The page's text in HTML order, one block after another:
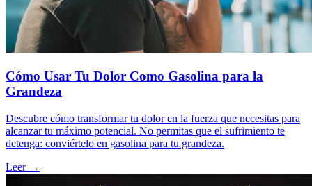
Cómo Usar Tu Dolor Como Gasolina para la
Grandeza
Descubre cómo transformar tu dolor en la fuerza que necesitas para
alcanzar tu máximo potencial. No permitas que el sufrimiento te
detenga: conviértelo en gasolina para tu grandeza.
Leer →